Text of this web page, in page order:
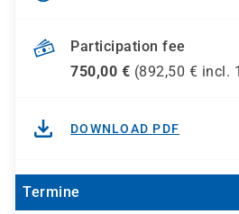
Participation fee
750,00 € (892,50 € incl.
DOWNLOAD PDF
Termine